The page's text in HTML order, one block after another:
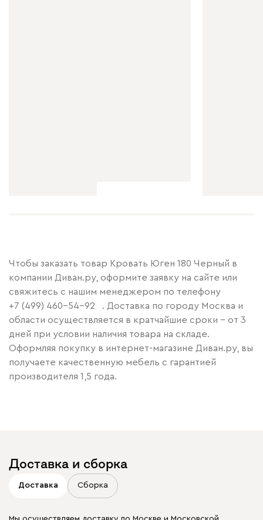
Чтобы заказать товар Кровать Юген 180 Черный в
компании Диван.ру, оформите заявку на сайте или
свяжитесь с нашим менеджером по телефону
+7 (499) 460-54-92
. Доставка по городу Москва и
области осуществляется в кратчайшие сроки – от 3
дней при условии наличия товара на складе.
Оформляя покупку в интернет-магазине Диван.ру, вы
получаете качественную мебель с гарантией
производителя 1,5 года.
Доставка и сборка
Доставка Сборка